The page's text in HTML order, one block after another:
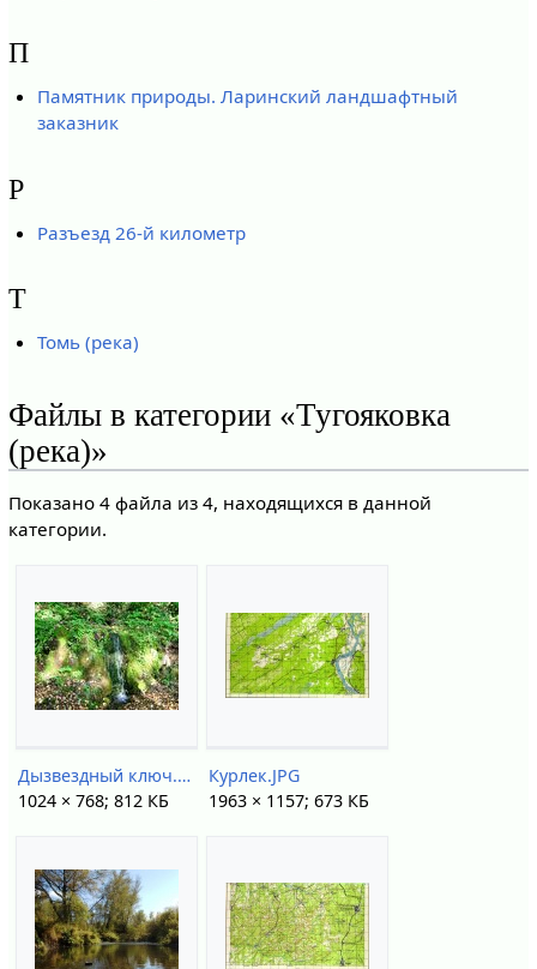
П
Памятник природы. Ларинский ландшафтный
заказник
Р
Разъезд 26-й километр
Т
Томь (река)
Файлы в категории «Тугояковка
(река)»
Показано 4 файла из 4, находящихся в данной
категории.
Дызвездный ключ.jpg
1024 × 768; 812 КБ
Курлек.JPG
1963 × 1157; 673 КБ